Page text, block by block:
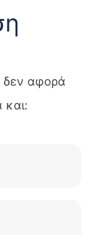
δεν αφορά